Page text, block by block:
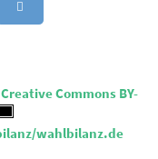
Commons BY-
wahlbilanz.de